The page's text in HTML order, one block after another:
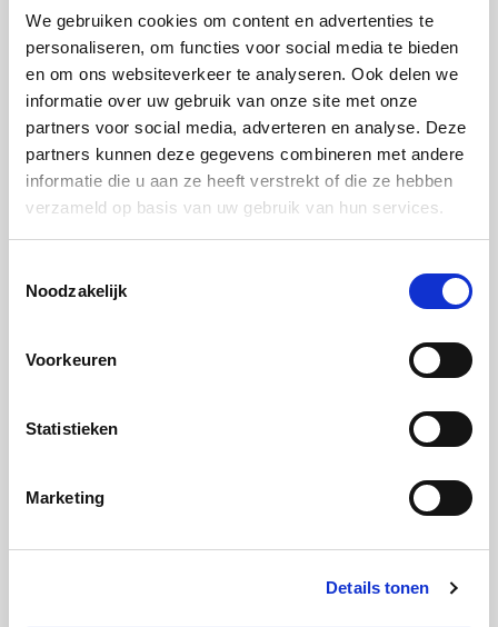
We gebruiken cookies om content en advertenties te
personaliseren, om functies voor social media te bieden
en om ons websiteverkeer te analyseren. Ook delen we
informatie over uw gebruik van onze site met onze
partners voor social media, adverteren en analyse. Deze
partners kunnen deze gegevens combineren met andere
informatie die u aan ze heeft verstrekt of die ze hebben
verzameld op basis van uw gebruik van hun services.
Noodzakelijk
Voorkeuren
Statistieken
Marketing
Details tonen
4. Doe de sojasaus, mirin, suiker en sake in een
steelpan, kook tot de helft en bewaar tot later.
6. Rijg de kippendij, aubergine en lente-ui om en om
7. Bestrooi met zout.
8. Verwarm de oven voor op stand: Grill groot hoog
9. Leg de spiesen op het rooster boven een bakplaat
Bereidingstijd 5 minuten.
terug in de oven: grill groot 300
11. Lak de spiesen een laatste keer af met een
sesamzaadjes.
Serveer direct.